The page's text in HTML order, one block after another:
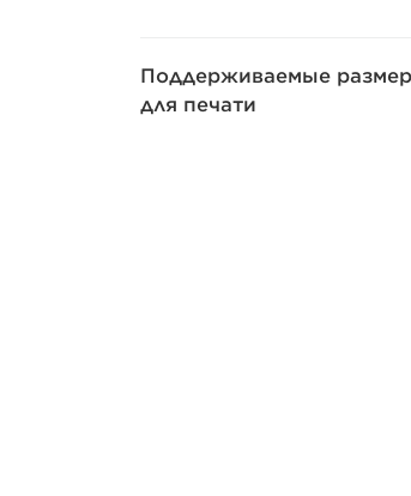
Поддерживаемые
для печати